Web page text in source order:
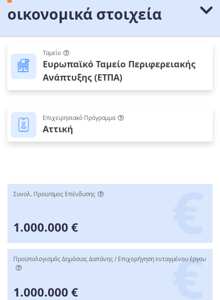
οικονομικά στοιχεία
Ταμείο
Ευρωπαϊκό Ταμείο Περιφερειακής
Ανάπτυξης (ΕΤΠΑ)
Επιχειρησιακό Πρόγραμμα
Αττική
Συνολ. Προϋ/σμος Επένδυσης
1.000.000 €
Προϋπολογισμός Δημόσιας Δαπάνης / Επιχορήγηση ενταγμένου έργου
1.000.000 €